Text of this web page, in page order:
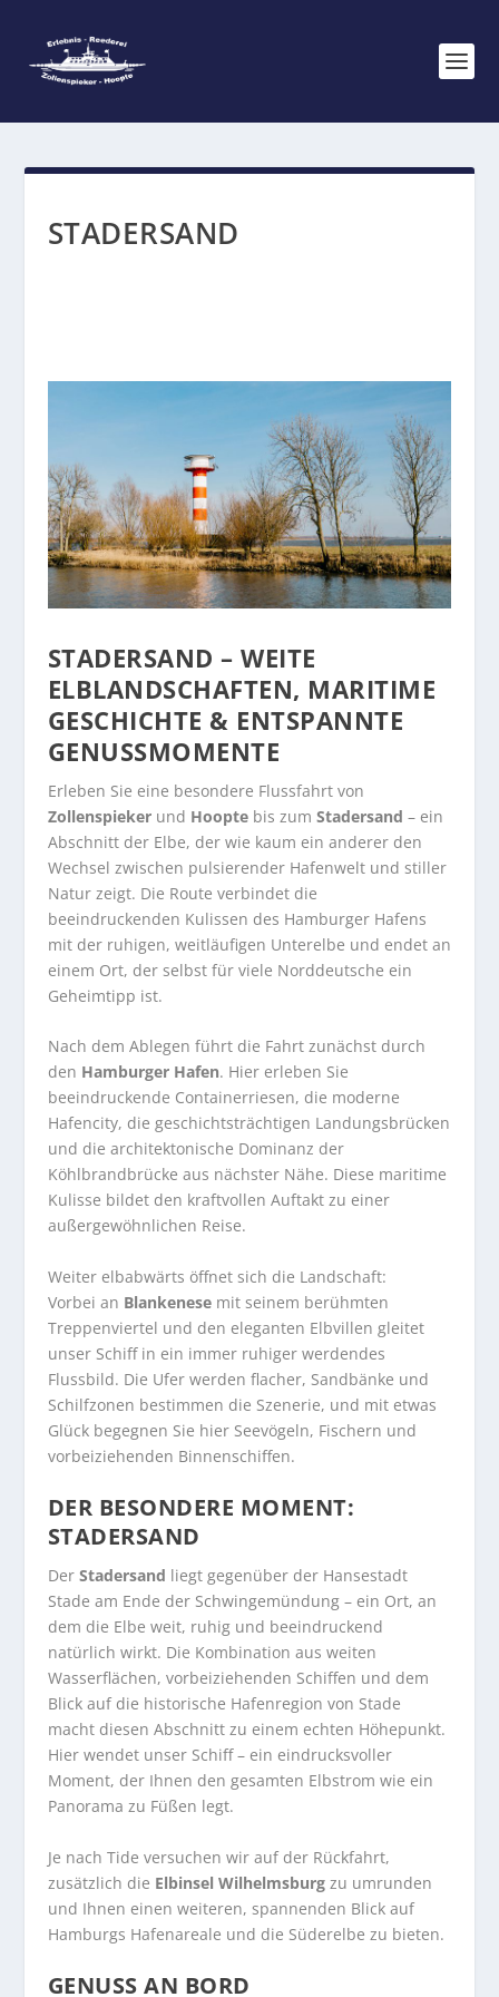
STADERSAND
STADERSAND –WEITE
ELBLANDSCHAFTEN, MARITIME
GESCHICHTE & ENTSPANNTE
GENUSSMOMENTE
Erleben Sie eine besondere Flussfahrt von
Zollenspiekerund Hooptebis zum Stadersand – ein
Abschnitt der Elbe, der wie kaum ein anderer den
Wechsel zwischen pulsierender Hafenwelt und stiller
Natur zeigt. Die Route verbindet die
beeindruckenden Kulissen des Hamburger Hafens
mit der ruhigen, weitläufigen Unterelbe und endet an
einem Ort, der selbst für viele Norddeutsche ein
Geheimtipp ist.
Nach dem Ablegen führt die Fahrt zunächst durch
den Hamburger Hafen. Hier erleben Sie
beeindruckende Containerriesen, die moderne
Hafencity, die geschichtsträchtigen Landungsbrücken
und die architektonische Dominanz der
Köhlbrandbrücke aus nächster Nähe. Diese maritime
Kulisse bildet den kraftvollen Auftakt zu einer
außergewöhnlichen Reise.
Weiter elbabwärts öffnet sich die Landschaft:
Vorbei an Blankenesemit seinem berühmten
Treppenviertel und den eleganten Elbvillen gleitet
unser Schiff in ein immer ruhiger werdendes
Flussbild. Die Ufer werden flacher, Sandbänke und
Schilfzonen bestimmen die Szenerie, und mit etwas
Glück begegnen Sie hier Seevögeln, Fischern und
vorbeiziehenden Binnenschiffen.
DER BESONDERE MOMENT:
STADERSAND
Der Stadersand liegt gegenüber der Hansestadt
Stade am Ende der Schwingemündung – ein Ort, an
dem die Elbe weit, ruhig und beeindruckend
natürlich wirkt. Die Kombination aus weiten
Wasserflächen, vorbeiziehenden Schiffen und dem
Blick auf die historische Hafenregion von Stade
macht diesen Abschnitt zu einem echten Höhepunkt.
Hier wendet unser Schiff – ein eindrucksvoller
Moment, der Ihnen den gesamten Elbstrom wie ein
Panorama zu Füßen legt.
Je nach Tide versuchen wir auf der Rückfahrt,
zusätzlich die Elbinsel Wilhelmsburgzu umrunden
und Ihnen einen weiteren, spannenden Blick auf
Hamburgs Hafenareale und die Süderelbe zu bieten.
GENUSS AN BORD